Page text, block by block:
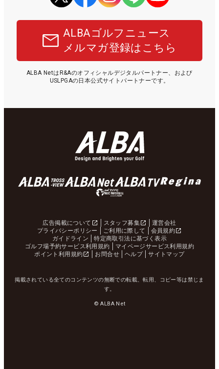
ALBAゴルフニュース
メルマガ登録はこちら
ALBA NetはR&Aのオフィシャルデジタルパートナー、および
USLPGAの日本公式サイトパートナーです。
広告掲載について スタッフ募集
運営会社
プライバシーポリシー
ご利用に際して
会員規約
ガイドライン
特定商取引法に基づく表示
ゴルフ場予約サービス利用規約
マイページサービス利用規約
ポイント利用規約
お問合せ ヘルプ サイトマップ
掲載されている全てのコンテンツの無断での転載、転用、コピー等は禁じま
す。
© ALBA Net